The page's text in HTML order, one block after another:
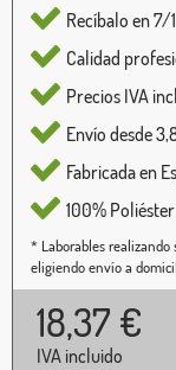
Recíbalo en
Calidad
Precios IVA
Envío desde
Fabricada en
100% Poliéster
* Laborables realizando
eligiendo envío a
18,37 €
IVA incluido